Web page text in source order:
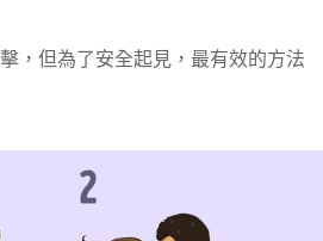
，但為了安全起見，最有效的方法